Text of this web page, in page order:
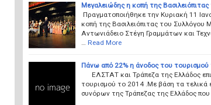
Μεγαλειώδης η κοπή της
Πραγματοποιήθηκε την Κυριακή 11
κοπή της Βασιλειόπιτας του Συλλόγου
Αντωνιάδειο Στέγη Γραμμάτων και
Read More
ΕΛΣΤΑΤ και Τράπεζα της Ελλάδος
τουρισμού το 2014 .Με βάση τα τελικά
συνόρων της Τράπεζας της Ελλάδος που